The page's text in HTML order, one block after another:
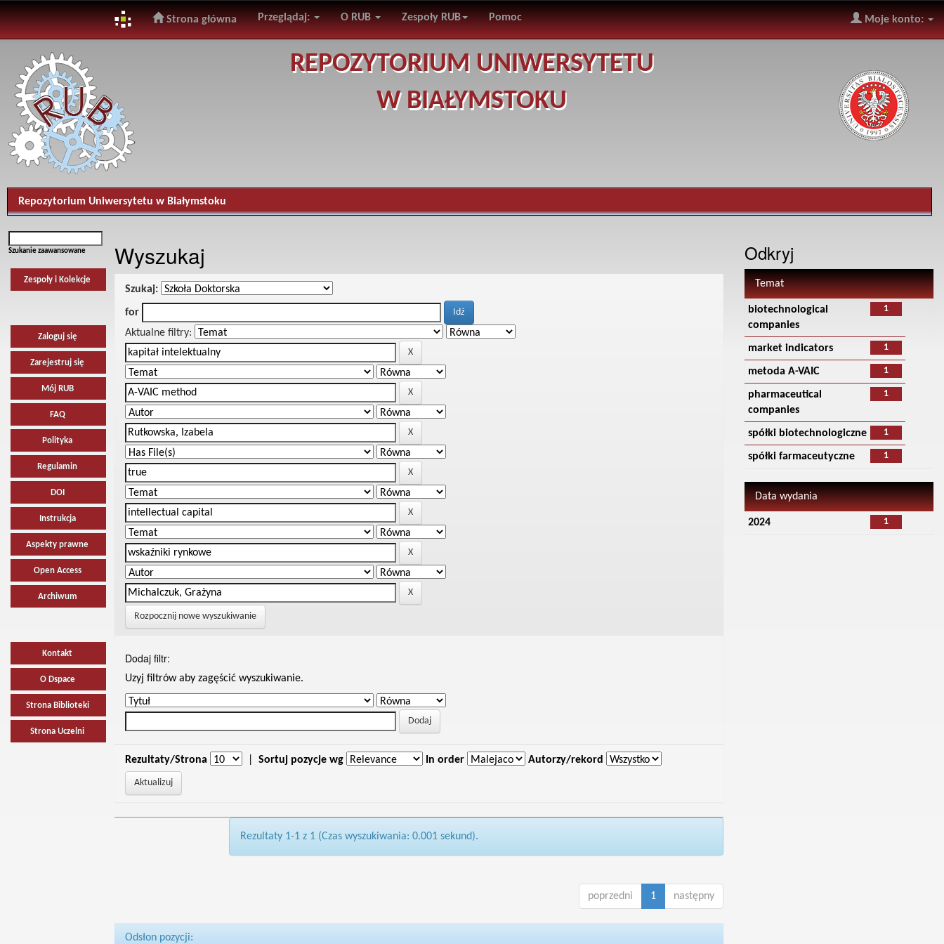
navigation
Strona główna Przeglądaj: O RUB Zespoły RUB Pomoc Moje konto:
REPOZYTORIUM UNIWERSYTETU
W BIAŁYMSTOKU
Repozytorium Uniwersytetu w Białymstoku
Szukanie zaawansowane
Zespoły i Kolekcje
Zaloguj się
Zarejestruj się
Mój RUB
FAQ
Polityka
Regulamin
DOI
Instrukcja
Aspekty prawne
Open Access
Archiwum
Kontakt
O Dspace
Strona Biblioteki
Strona Uczelni
Wyszukaj
Szukaj:
for
Aktualne filtry:
Rozpocznij nowe wyszukiwanie
Dodaj filtr:
Uzyj filtrów aby zagęścić wyszukiwanie.
Rezultaty/Strona Sortuj pozycje wg In order Autorzy/rekord
Rezultaty 1-1 z 1 (Czas wyszukiwania: 0.001 sekund).
poprzedni 1 następny
Odsłon pozycji:
Odkryj
Temat
1
biotechnological
companies
1
market indicators
1
metoda A-VAIC
1
pharmaceutical
companies
1
spółki biotechnologiczne
1
spółki farmaceutyczne
Data wydania
1
2024